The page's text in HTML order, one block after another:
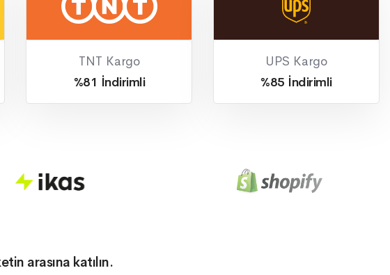
TNT Kargo
%81 İndirimli
UPS Kargo
%85 İndirimli
arasına katılın.